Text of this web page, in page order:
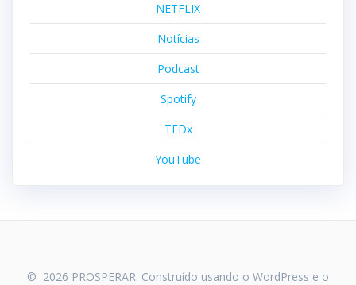
NETFLIX
Notícias
Podcast
Spotify
TEDx
YouTube
© 2026 PROSPERAR. Construído usando o WordPress e o